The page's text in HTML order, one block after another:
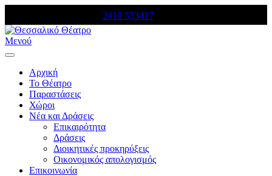
2410 533417
Μενού
Αρχική
Το Θέατρο
Παραστάσεις
Χώροι
Νέα και Δράσεις
Επικαιρότητα
Δράσεις
Διοικητικές προκηρύξεις
Οικονομικός απολογισμός
Επικοινωνία